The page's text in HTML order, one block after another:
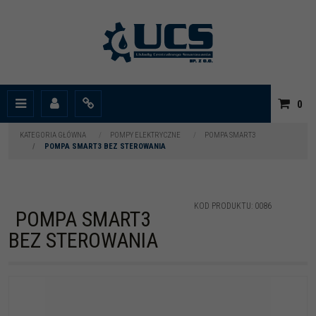
Menu Panel Info
0
KATEGORIA GŁÓWNA POMPY ELEKTRYCZNE
POMPA SMART3
/
POMPA SMART3 BEZ STEROWANIA
POMPA SMART3
BEZ STEROWANIA
KOD PRODUKTU: 0086